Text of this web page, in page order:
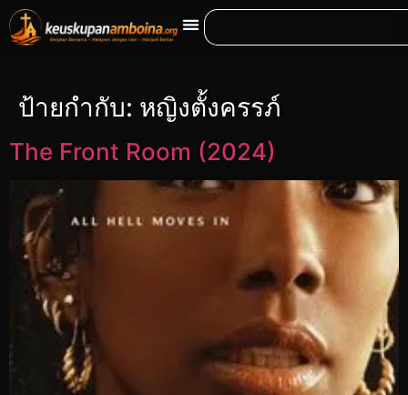
ป้ายกำกับ: หญิงตั้งครรภ์
The Front Room (2024)